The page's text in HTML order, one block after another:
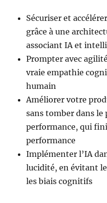
Sécuriser et
grâce à une
associant IA et
Prompter avec
vraie empathie
humain
Améliorer votre
sans tomber dans le
performance, qui
performance
Implémenter l’IA
lucidité, en évitant
les biais cognitifs